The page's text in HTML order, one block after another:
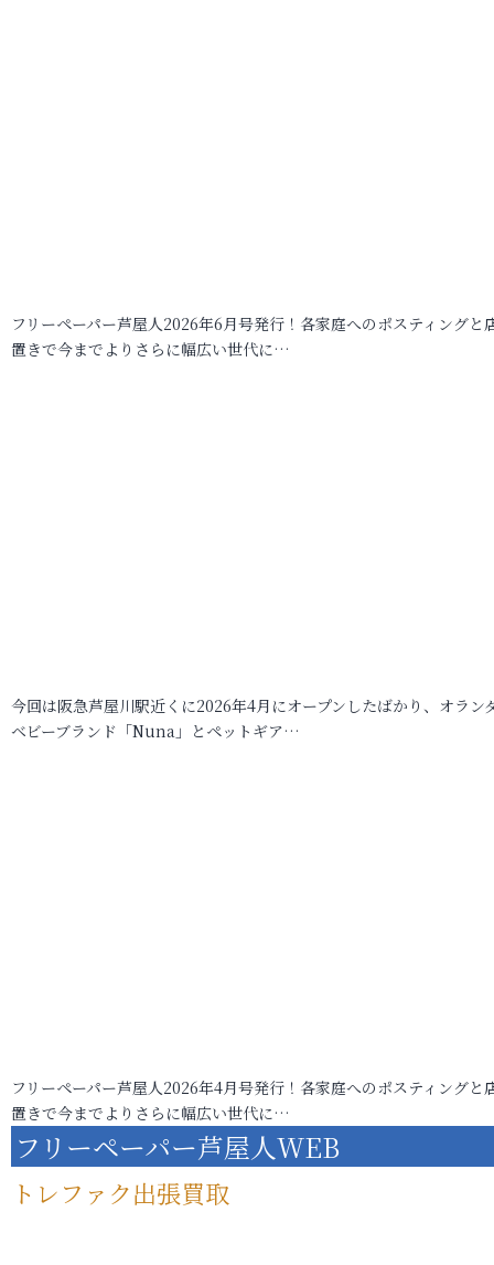
フリーペーパー芦屋人2026年6月号発行！各家庭へのポスティングと
置きで今までよりさらに幅広い世代に…
今回は阪急芦屋川駅近くに2026年4月にオープンしたばかり、オラン
ベビーブランド「Nuna」とペットギア…
フリーペーパー芦屋人2026年4月号発行！各家庭へのポスティングと
置きで今までよりさらに幅広い世代に…
フリーペーパー芦屋人WEB
トレファク出張買取